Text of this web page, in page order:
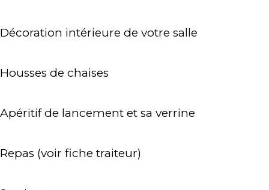
Décoration intérieure de votre salle
Housses de chaises
Apéritif de lancement et sa verrine
Repas (voir fiche traiteur)